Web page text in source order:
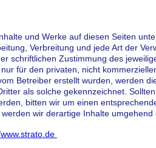
und Werke auf diesen Seiten
Verbreitung und jede Art der
schriftlichen Zustimmung des
für den privaten, nicht
Betreiber erstellt wurden, werden
als solche gekennzeichnet.
bitten wir um einen
wir derartige Inhalte umgehend